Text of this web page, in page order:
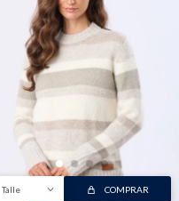
Talle COMPRAR